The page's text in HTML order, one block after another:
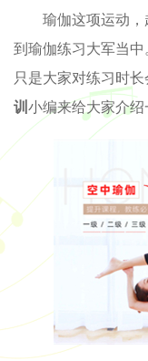
瑜伽这项运动
到瑜伽练习大军当
只是大家对练习时
训小编来给大家介绍